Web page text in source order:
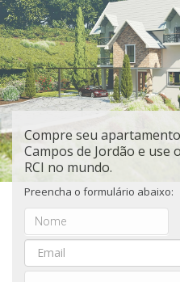
Compre seu
Campos de Jordão e use
RCI no mundo.
Preencha o formulário abaixo: